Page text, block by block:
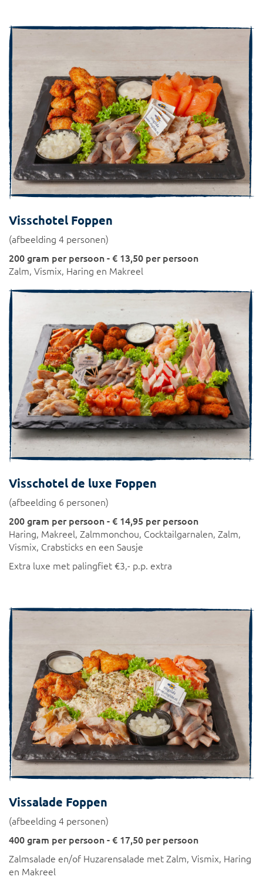
Visschotel Foppen
(afbeelding 4 personen)
200 gram per persoon - € 13,50 per persoon
Zalm, Vismix, Haring en Makreel
Visschotel de luxe Foppen
(afbeelding 6 personen)
200 gram per persoon - € 14,95 per persoon
Haring, Makreel, Zalmmonchou, Cocktailgarnalen, Zalm,
Vismix, Crabsticks en een Sausje
Extra luxe met palingfiet €3,- p.p. extra
Vissalade Foppen
(afbeelding 4 personen)
400 gram per persoon - € 17,50 per persoon
Zalmsalade en/of Huzarensalade met Zalm, Vismix, Haring
en Makreel